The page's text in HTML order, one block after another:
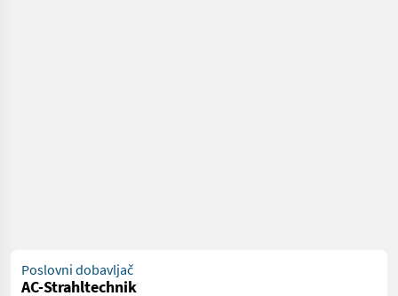
Poslovni dobavljač
AC-Strahltechnik